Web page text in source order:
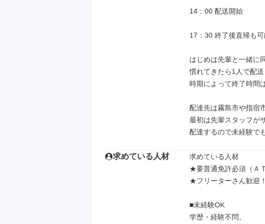
14：00 配送開始
17：30 終了後直帰も
はじめは先輩と一緒に
慣れてきたら1人で配送
時期によって終了時間
配達先は霧島市や指宿
最初は先輩スタッフが
配達するので未経験で
求めている人材
求めている人材
★要普通免許必須（Ａ
★フリーターさん歓迎！
■未経験OK
学歴・経験不問。